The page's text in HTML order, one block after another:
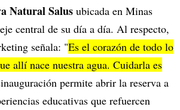
Natural Salus ubicada en Minas
central de su día a día. Al respecto,
señala: "Es el corazón de todo lo
allí nace nuestra agua. Cuidarla es
permite abrir la reserva a
educativas que refuercen